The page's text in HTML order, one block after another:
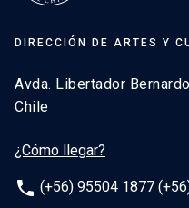
DIRECCIÓN DE ARTES Y
Avda. Libertador
Chile
¿Cómo llegar?
phone (+56) 95504 1877